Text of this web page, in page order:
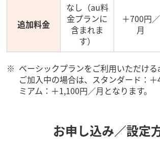
追加料金
なし（au料
金プランに
含まれま
す）
＋700円／
月
ベーシックプランをご利用いただけ
ご加入中の場合は、スタンダード：
ミアム：＋1,100円／月となります。
お申し込み／設定